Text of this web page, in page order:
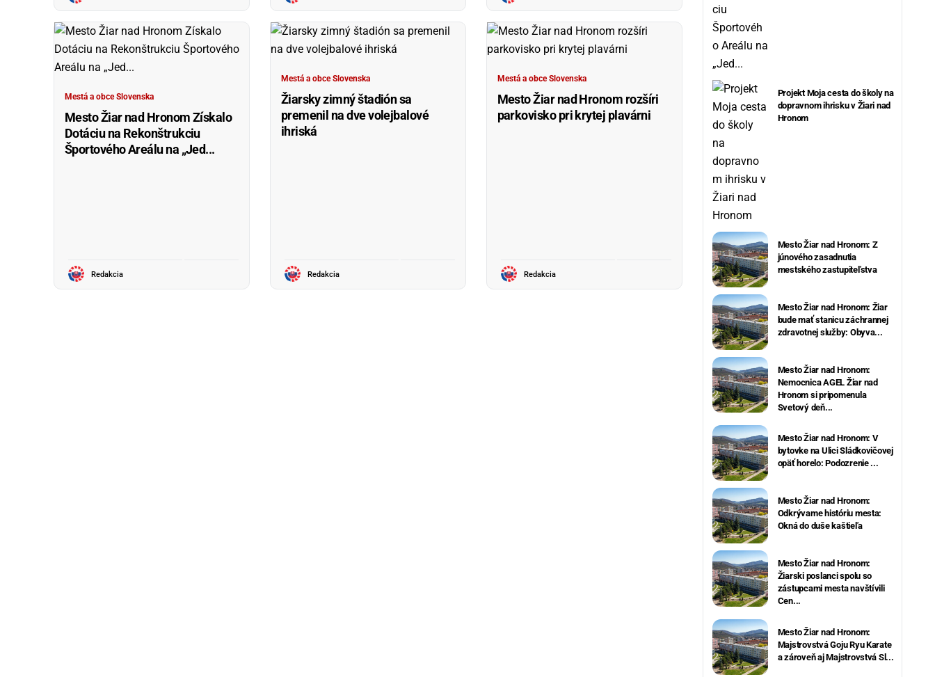
Mestá a obce Slovenska
Mesto Žiar nad Hronom Získalo
Dotáciu na Rekonštrukciu
Športového Areálu na „Jed...
Redakcia
Mestá a obce Slovenska
Žiarsky zimný štadión sa
premenil na dve volejbalové
ihriská
Redakcia
Mestá a obce Slovenska
Mesto Žiar nad Hronom rozšíri
parkovisko pri krytej plavárni
Redakcia
Projekt Moja cesta do školy na
dopravnom ihrisku v Žiari nad
Hronom
Mesto Žiar nad Hronom: Z
júnového zasadnutia
mestského zastupiteľstva
Mesto Žiar nad Hronom: Žiar
bude mať stanicu záchrannej
zdravotnej služby: Obyva...
Mesto Žiar nad Hronom:
Nemocnica AGEL Žiar nad
Hronom si pripomenula
Svetový deň...
Mesto Žiar nad Hronom: V
bytovke na Ulici Sládkovičovej
opäť horelo: Podozrenie ...
Mesto Žiar nad Hronom:
Odkrývame históriu mesta:
Okná do duše kaštieľa
Mesto Žiar nad Hronom:
Žiarski poslanci spolu so
zástupcami mesta navštívili
Cen...
Mesto Žiar nad Hronom:
Majstrovstvá Goju Ryu Karate
a zároveň aj Majstrovstvá Sl...